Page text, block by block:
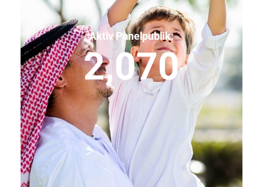
Aktiv Panelpublik:
2,070